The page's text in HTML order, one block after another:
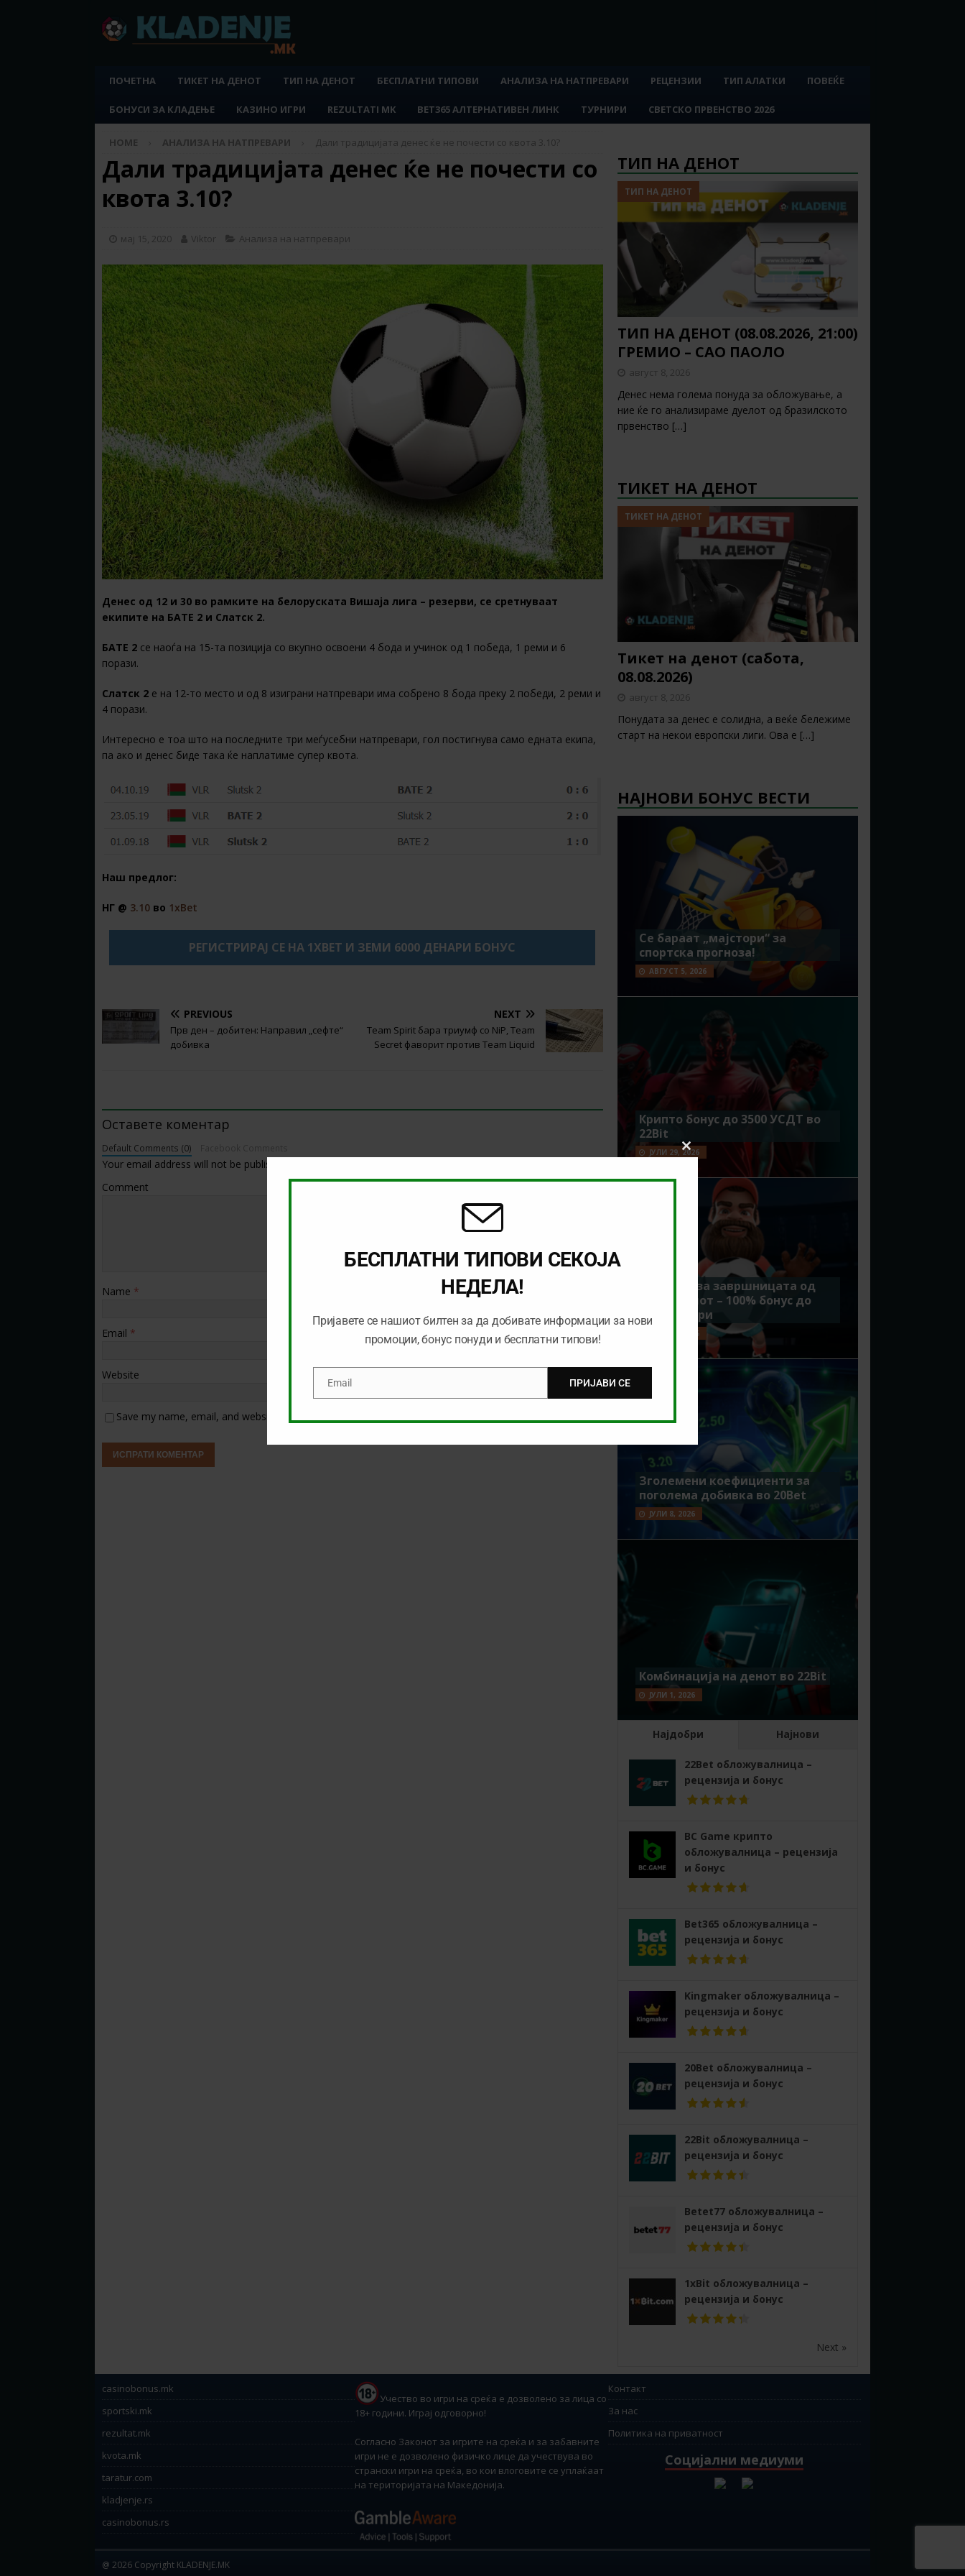
ПОЧЕТНА ТИКЕТ НА ДЕНОТ ТИП НА ДЕНОТ БЕСПЛАТНИ ТИПОВИ АНАЛИЗА НА НАТПРЕВАРИ РЕЦЕНЗИИ ТИП АЛАТКИ ПОВЕЌЕ
БОНУСИ ЗА КЛАДЕЊЕ КАЗИНО ИГРИ REZULTATI MK BET365 АЛТЕРНАТИВЕН ЛИНК ТУРНИРИ СВЕТСКО ПРВЕНСТВО 2026
HOME АНАЛИЗА НА НАТПРЕВАРИ Дали традицијата денес ќе не почести со квота 3.10?
Дали традицијата денес ќе не почести со
квота 3.10?
мај 15, 2020 Viktor Анализа на натпревари
Денес од 12 и 30 во рамките на белоруската Вишаја лига – резерви, се сретнуваат
екипите на БАТЕ 2 и Слатск 2.
БАТЕ 2 се наоѓа на 15-та позиција со вкупно освоени 4 бода и учинок од 1 победа, 1 реми и 6
порази.
Слатск 2 е на 12-то место и од 8 изиграни натпревари има собрено 8 бода преку 2 победи, 2 реми и
4 порази.
Интересно е тоа што на последните три меѓусебни натпревари, гол постигнува само едната екипа,
па ако и денес биде така ќе наплатиме супер квота.
Наш предлог:
НГ @ 3.10 во 1xBet
РЕГИСТРИРАЈ СЕ НА 1XBET И ЗЕМИ 6000 ДЕНАРИ БОНУС
PREVIOUS
Прв ден – добитен: Направил „сефте“
добивка
NEXT
Team Spirit бара триумф со NiP, Team
Secret фаворит против Team Liquid
Оставете коментар
Default Comments (0)
Your email address will not be published.
Comment
Name *
Email *
Website
Save my name, email, and website in this browser for the next time I comment.
ТИП НА ДЕНОТ
ТИП НА ДЕНОТ
ТИП НА ДЕНОТ (08.08.2026, 21:00)
ГРЕМИО – САО ПАОЛО
август 8, 2026
Денес нема голема понуда за обложување, а
ние ќе го анализираме дуелот од бразилското
првенство […]
ТИКЕТ НА ДЕНОТ
ТИКЕТ НА ДЕНОТ
Тикет на денот (сабота,
08.08.2026)
август 8, 2026
Понудата за денес е солидна, а веќе бележиме
старт на некои европски лиги. Ова е […]
НАЈНОВИ БОНУС ВЕСТИ
Се бараат „мајстори“ за
спортска прогноза!
АВГУСТ 5, 2026
Крипто бонус до 3500 УСДТ во
22Bit
ЈУЛИ 29, 2026
Идеално за завршницата од
Мундијалот – 100% бонус до
7500 денари
ЈУЛИ 15, 2026
Зголемени коефициенти за
поголема добивка во 20Bet
ЈУЛИ 8, 2026
Комбинација на денот во 22Bit
ЈУЛИ 1, 2026
Најдобри Најнови
22Bet обложувалница –
рецензија и бонус
BC Game крипто
обложувалница – рецензија
и бонус
Bet365 обложувалница –
рецензија и бонус
Kingmaker обложувалница –
рецензија и бонус
20Bet обложувалница –
рецензија и бонус
22Bit обложувалница –
рецензија и бонус
Betet77 обложувалница –
рецензија и бонус
1xBit обложувалница –
рецензија и бонус
Next »
casinobonus.mk
sportski.mk
rezultat.mk
kvota.mk
taratur.com
kladjenje.rs
casinobonus.rs
Учество во игри на среќа е дозволено за лица со
18+ години. Играј одговорно!
Согласно Законот за игрите на среќа и за забавните
игри не е дозволено физичко лице да учествува во
странски игри на среќа, во кои влоговите се уплаќаат
на територијата на Македонија.
Контакт
За нас
Политика на приватност
Социјални медиуми
@ 2026 Copyright KLADENJE.MK
Close
module
БЕСПЛАТНИ ТИПОВИ СЕКОЈА
НЕДЕЛА!
Пријавете се нашиот билтен за да добивате информации за нови
промоции, бонус понуди и бесплатни типови!
EmailEmail ПРИЈАВИ СЕ